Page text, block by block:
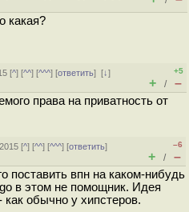
какая?
[^] [^^] [^^^] [ответить][↓]
+5
+ / –
права на приватность от
[^] [^^] [^^^] [ответить]
–6
+ / –
поставить впн на каком-нибудь
в этом не помощник. Идея
обычно у хипстеров.